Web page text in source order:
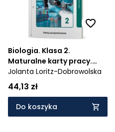
Biologia. Klasa 2.
Maturalne karty pracy.
Zakres rozszerzony.
Liceum i technikum
Jolanta Loritz-Dobrowolska
44,13 zł
Do koszyka